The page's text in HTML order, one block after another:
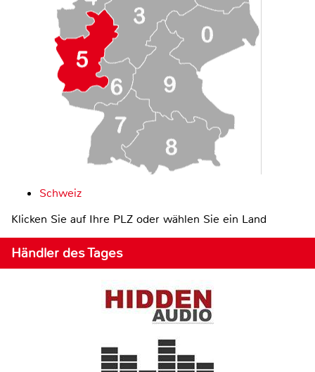
Schweiz
Klicken Sie auf Ihre PLZ oder wählen Sie ein Land
Händler des Tages